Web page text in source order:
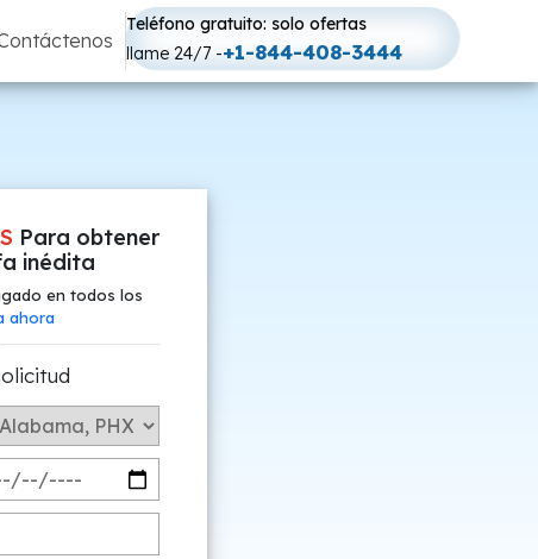
Teléfono gratuito: solo ofertas
llame 24/7 -+1-844-408-3444
Para obtener
inédita
en todos los
ahora